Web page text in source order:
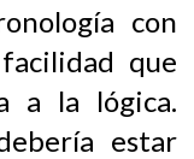
con
que
a la lógica.
estar